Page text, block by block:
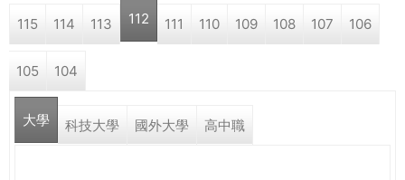
學a
r
e
115 114 113 112 111 110 109 108 107 106
105 104
大學 科技大學 國外大學 高中職